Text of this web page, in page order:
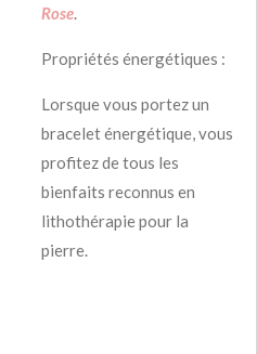
Rose.
Propriétés énergétiques :
Lorsque vous portez un
bracelet énergétique, vous
profitez de tous les
bienfaits reconnus en
lithothérapie pour la
pierre.